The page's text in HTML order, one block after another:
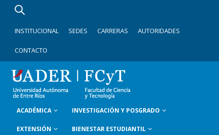
INSTITUCIONAL SEDES CARRERAS AUTORIDADES
CONTACTO
ACADÉMICA INVESTIGACIÓN Y POSGRADO
EXTENSIÓN BIENESTAR ESTUDIANTIL